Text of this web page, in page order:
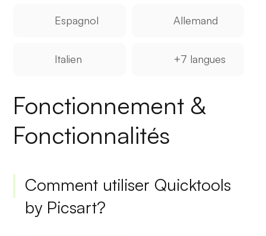
Espagnol Allemand
Italien +7 langues
Fonctionnement &
Fonctionnalités
Comment utiliser Quicktools
by Picsart?